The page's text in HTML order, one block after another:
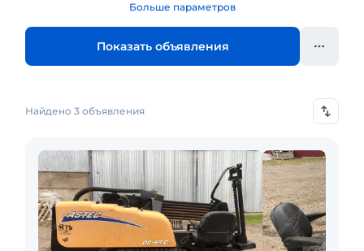
Больше параметров
Показать объявления
Найдено 3 объявления